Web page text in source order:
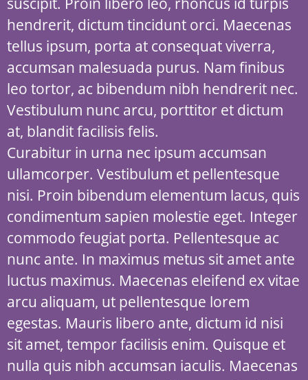
hendrerit, dictum tincidunt orci. Maecenas
tellus ipsum, porta at consequat viverra,
accumsan malesuada purus. Nam finibus
leo tortor, ac bibendum nibh hendrerit nec.
Vestibulum nunc arcu, porttitor et dictum
at, blandit facilisis felis.
Curabitur in urna nec ipsum accumsan
ullamcorper. Vestibulum et pellentesque
nisi. Proin bibendum elementum lacus, quis
condimentum sapien molestie eget. Integer
commodo feugiat porta. Pellentesque ac
nunc ante. In maximus metus sit amet ante
luctus maximus. Maecenas eleifend ex vitae
arcu aliquam, ut pellentesque lorem
egestas. Mauris libero ante, dictum id nisi
sit amet, tempor facilisis enim. Quisque et
nulla quis nibh accumsan iaculis. Maecenas